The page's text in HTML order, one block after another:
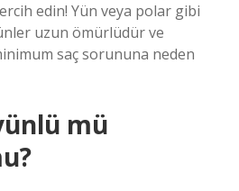
edin! Yün veya polar gibi
uzun ömürlüdür ve
saç sorununa neden
mü